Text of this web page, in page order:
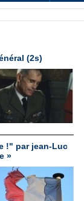
Covid: tre ore di
(2s)
!" par jean-Luc
»